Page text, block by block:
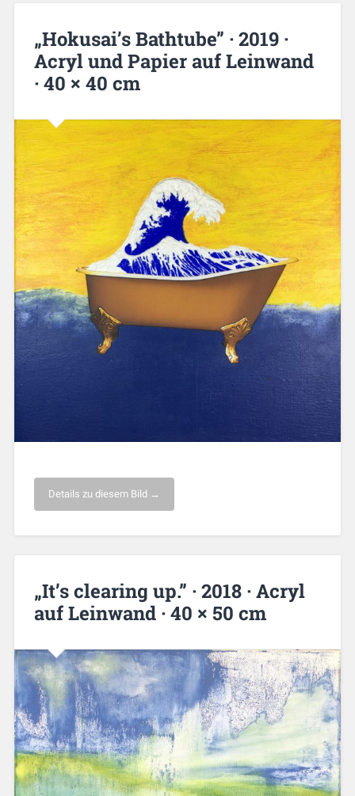
„Hokusai’s Bathtube” · 2019 ·
Acryl und Papier auf Leinwand
· 40 × 40 cm
Details zu diesem Bild →
„It’s clearing up.” · 2018 · Acryl
auf Leinwand · 40 × 50 cm